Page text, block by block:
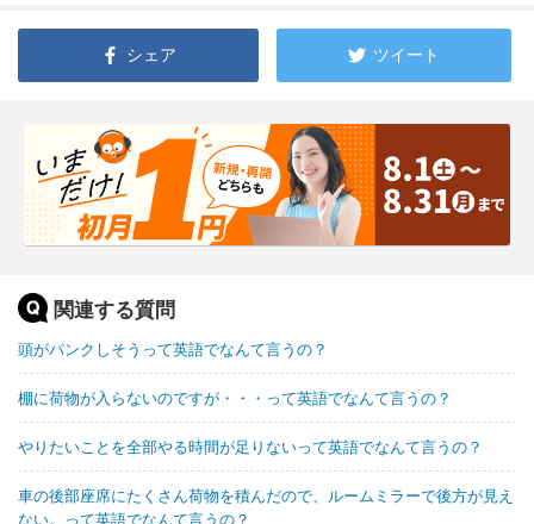
シェア ツイート
関連する質問
頭がパンクしそうって英語でなんて言うの？
棚に荷物が入らないのですが・・・って英語でなんて言うの？
やりたいことを全部やる時間が足りないって英語でなんて言うの？
車の後部座席にたくさん荷物を積んだので、ルームミラーで後方が見え
ない。って英語でなんて言うの？